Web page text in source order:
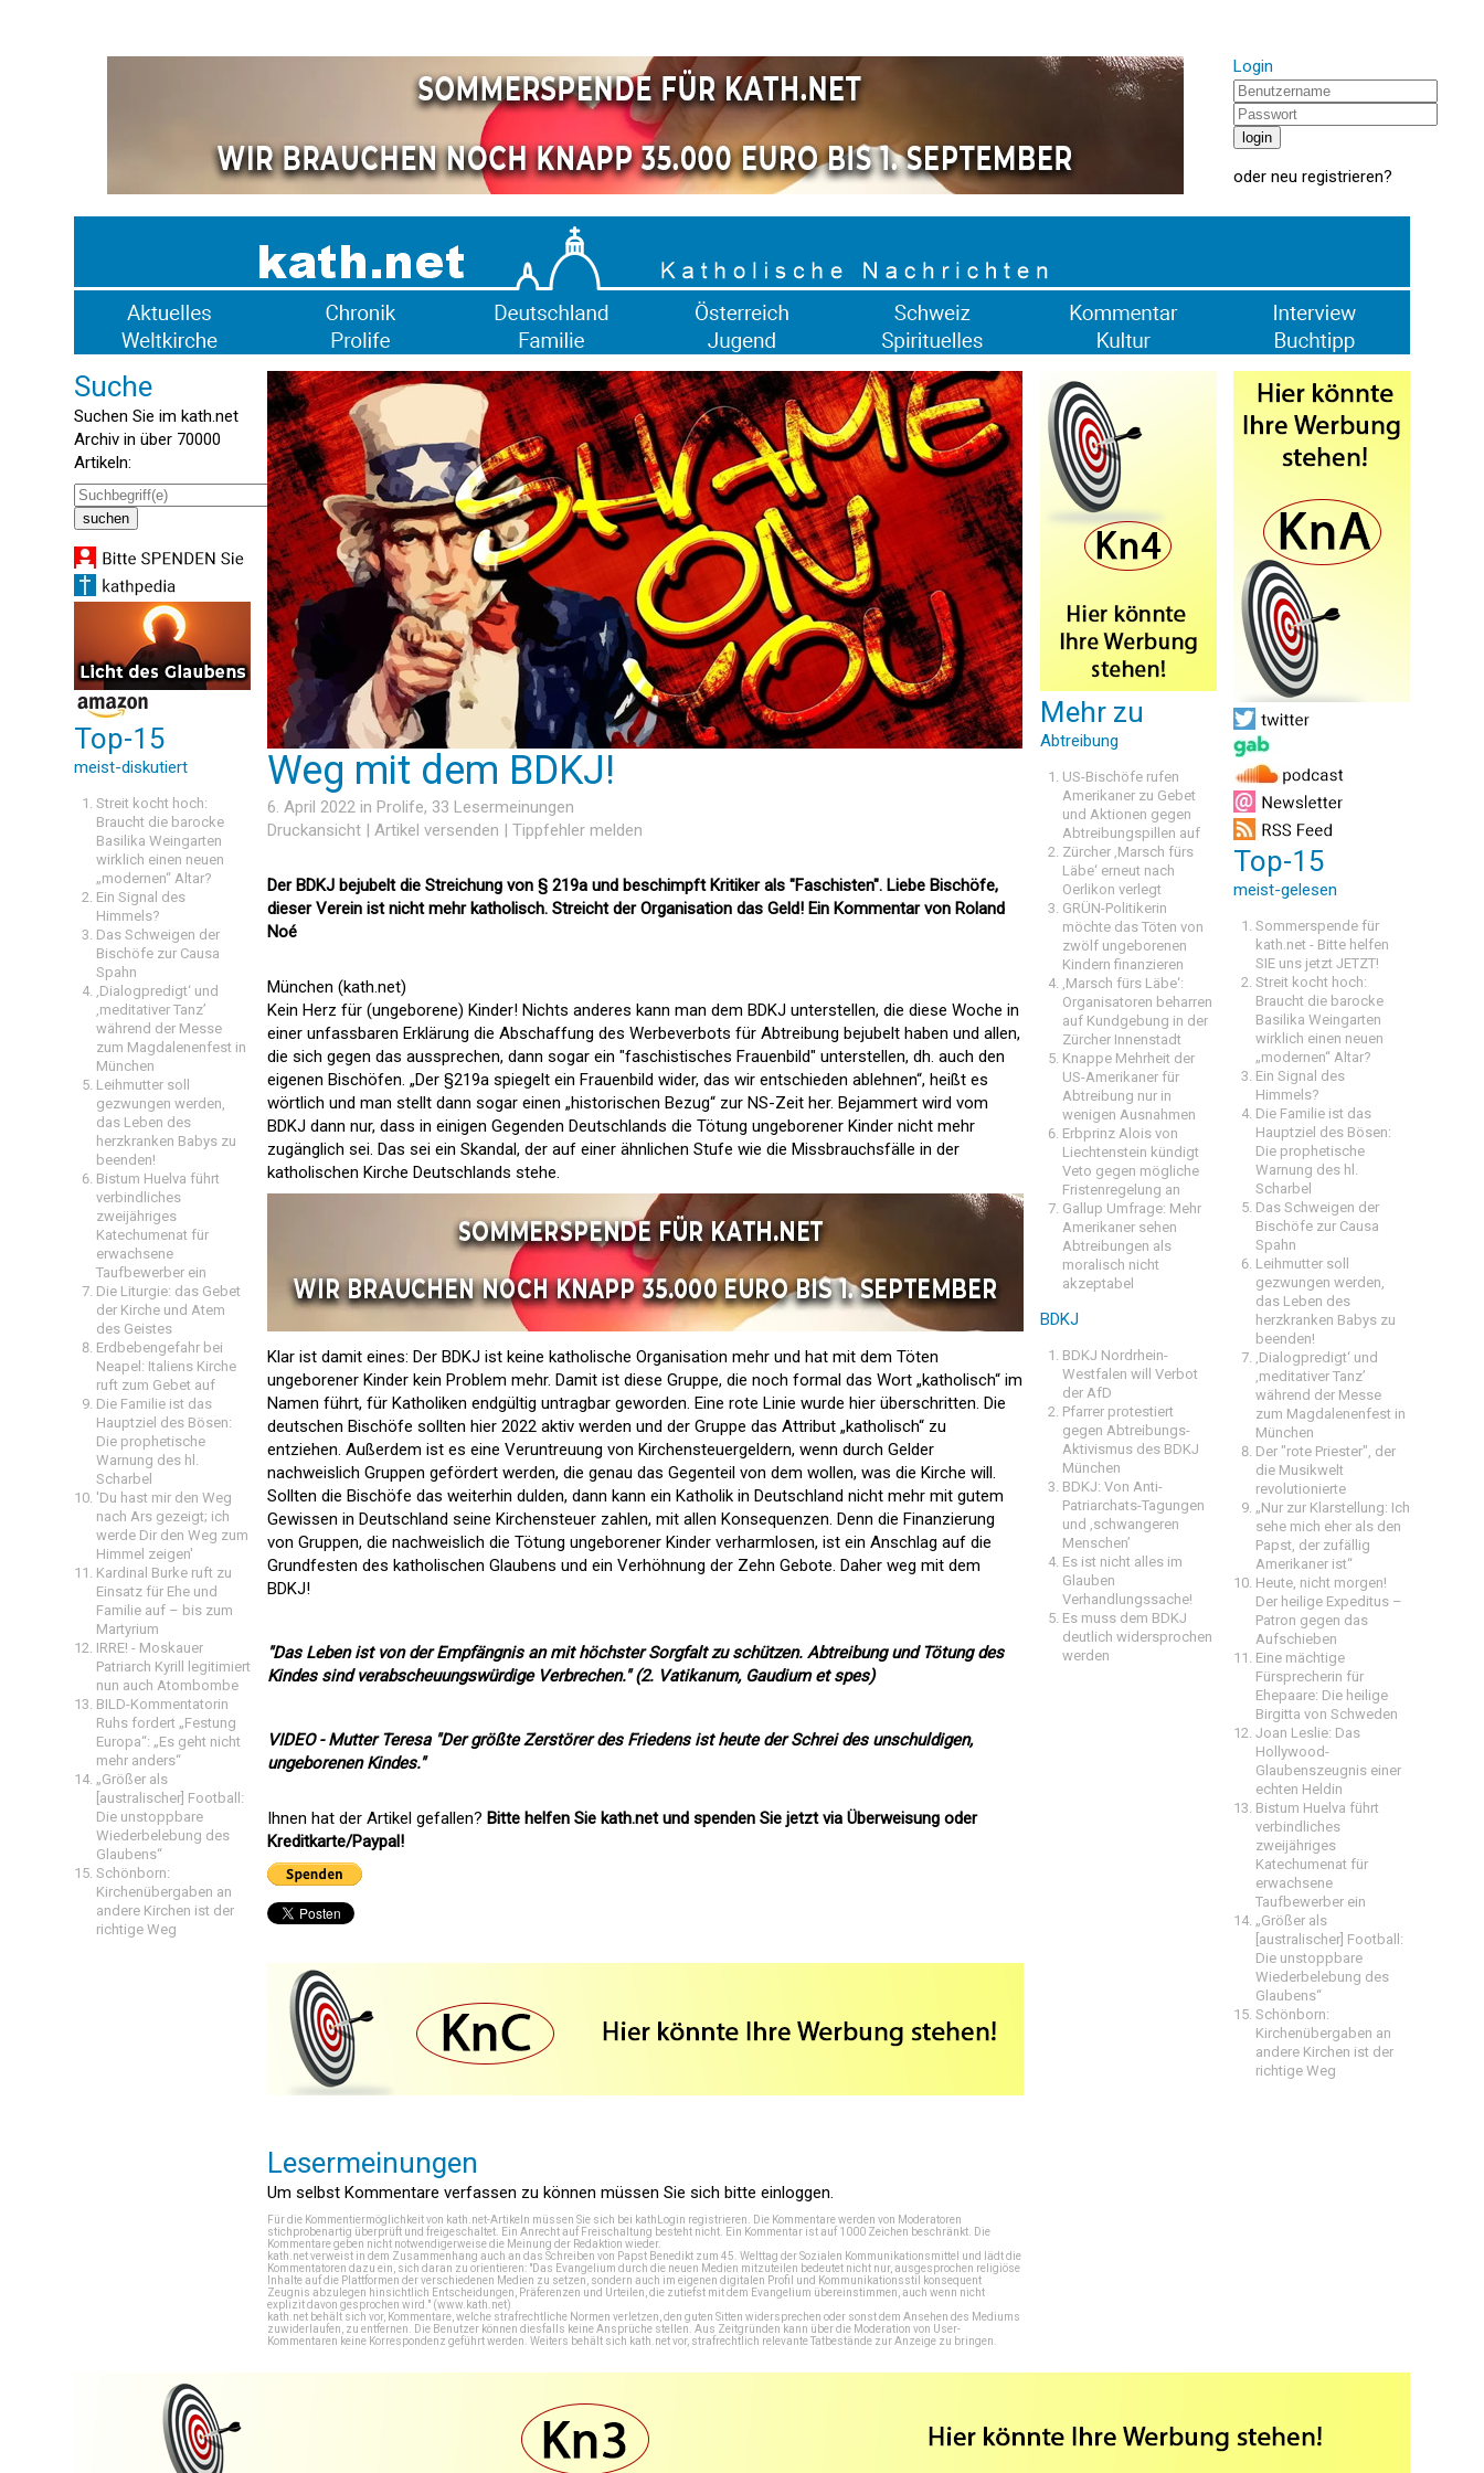
Login
oder neu registrieren?
Suche
Suchen Sie im kath.net
Archiv in über 70000
Artikeln:
Top-15
meist-diskutiert
Streit kocht hoch:
Braucht die barocke
Basilika Weingarten
wirklich einen neuen
„modernen“ Altar?
Ein Signal des
Himmels?
Das Schweigen der
Bischöfe zur Causa
Spahn
‚Dialogpredigt‘ und
‚meditativer Tanz’
während der Messe
zum Magdalenenfest in
München
Leihmutter soll
gezwungen werden,
das Leben des
herzkranken Babys zu
beenden!
Bistum Huelva führt
verbindliches
zweijähriges
Katechumenat für
erwachsene
Taufbewerber ein
Die Liturgie: das Gebet
der Kirche und Atem
des Geistes
Erdbebengefahr bei
Neapel: Italiens Kirche
ruft zum Gebet auf
Die Familie ist das
Hauptziel des Bösen:
Die prophetische
Warnung des hl.
Scharbel
'Du hast mir den Weg
nach Ars gezeigt; ich
werde Dir den Weg zum
Himmel zeigen'
Kardinal Burke ruft zu
Einsatz für Ehe und
Familie auf – bis zum
Martyrium
IRRE! - Moskauer
Patriarch Kyrill legitimiert
nun auch Atombombe
BILD-Kommentatorin
Ruhs fordert „Festung
Europa“: „Es geht nicht
mehr anders“
„Größer als
[australischer] Football:
Die unstoppbare
Wiederbelebung des
Glaubens“
Schönborn:
Kirchenübergaben an
andere Kirchen ist der
richtige Weg
Weg mit dem BDKJ!
6. April 2022 in Prolife, 33 Lesermeinungen
Druckansicht | Artikel versenden | Tippfehler melden
Der BDKJ bejubelt die Streichung von § 219a und beschimpft Kritiker als "Faschisten". Liebe Bischöfe,
dieser Verein ist nicht mehr katholisch. Streicht der Organisation das Geld! Ein Kommentar von Roland
Noé
München (kath.net)
Kein Herz für (ungeborene) Kinder! Nichts anderes kann man dem BDKJ unterstellen, die diese Woche in
einer unfassbaren Erklärung die Abschaffung des Werbeverbots für Abtreibung bejubelt haben und allen,
die sich gegen das aussprechen, dann sogar ein "faschistisches Frauenbild" unterstellen, dh. auch den
eigenen Bischöfen. „Der §219a spiegelt ein Frauenbild wider, das wir entschieden ablehnen“, heißt es
wörtlich und man stellt dann sogar einen „historischen Bezug“ zur NS-Zeit her. Bejammert wird vom
BDKJ dann nur, dass in einigen Gegenden Deutschlands die Tötung ungeborener Kinder nicht mehr
zugänglich sei. Das sei ein Skandal, der auf einer ähnlichen Stufe wie die Missbrauchsfälle in der
katholischen Kirche Deutschlands stehe.
Klar ist damit eines: Der BDKJ ist keine katholische Organisation mehr und hat mit dem Töten
ungeborener Kinder kein Problem mehr. Damit ist diese Gruppe, die noch formal das Wort „katholisch“ im
Namen führt, für Katholiken endgültig untragbar geworden. Eine rote Linie wurde hier überschritten. Die
deutschen Bischöfe sollten hier 2022 aktiv werden und der Gruppe das Attribut „katholisch“ zu
entziehen. Außerdem ist es eine Veruntreuung von Kirchensteuergeldern, wenn durch Gelder
nachweislich Gruppen gefördert werden, die genau das Gegenteil von dem wollen, was die Kirche will.
Sollten die Bischöfe das weiterhin dulden, dann kann ein Katholik in Deutschland nicht mehr mit gutem
Gewissen in Deutschland seine Kirchensteuer zahlen, mit allen Konsequenzen. Denn die Finanzierung
von Gruppen, die nachweislich die Tötung ungeborener Kinder verharmlosen, ist ein Anschlag auf die
Grundfesten des katholischen Glaubens und ein Verhöhnung der Zehn Gebote. Daher weg mit dem
BDKJ!
"Das Leben ist von der Empfängnis an mit höchster Sorgfalt zu schützen. Abtreibung und Tötung des
Kindes sind verabscheuungswürdige Verbrechen." (2. Vatikanum, Gaudium et spes)
VIDEO - Mutter Teresa "Der größte Zerstörer des Friedens ist heute der Schrei des unschuldigen,
ungeborenen Kindes."
Ihnen hat der Artikel gefallen? Bitte helfen Sie kath.net und spenden Sie jetzt via Überweisung oder
Kreditkarte/Paypal!
Lesermeinungen
Um selbst Kommentare verfassen zu können müssen Sie sich bitte einloggen.
Für die Kommentiermöglichkeit von kath.net-Artikeln müssen Sie sich bei kathLogin registrieren . Die Kommentare werden von Moderatoren
stichprobenartig überprüft und freigeschaltet. Ein Anrecht auf Freischaltung besteht nicht. Ein Kommentar ist auf 1000 Zeichen beschränkt. Die
Kommentare geben nicht notwendigerweise die Meinung der Redaktion wieder.
kath.net verweist in dem Zusammenhang auch an das Schreiben von Papst Benedikt zum 45. Welttag der Sozialen Kommunikationsmittel und lädt die
Kommentatoren dazu ein, sich daran zu orientieren: "Das Evangelium durch die neuen Medien mitzuteilen bedeutet nicht nur, ausgesprochen religiöse
Inhalte auf die Plattformen der verschiedenen Medien zu setzen, sondern auch im eigenen digitalen Profil und Kommunikationsstil konsequent
Zeugnis abzulegen hinsichtlich Entscheidungen, Präferenzen und Urteilen, die zutiefst mit dem Evangelium übereinstimmen, auch wenn nicht
explizit davon gesprochen wird." (www.kath.net)
kath.net behält sich vor, Kommentare, welche strafrechtliche Normen verletzen, den guten Sitten widersprechen oder sonst dem Ansehen des Mediums
zuwiderlaufen, zu entfernen. Die Benutzer können diesfalls keine Ansprüche stellen. Aus Zeitgründen kann über die Moderation von User-
Kommentaren keine Korrespondenz geführt werden. Weiters behält sich kath.net vor, strafrechtlich relevante Tatbestände zur Anzeige zu bringen.
Mehr zu
Abtreibung
US-Bischöfe rufen
Amerikaner zu Gebet
und Aktionen gegen
Abtreibungspillen auf
Zürcher ‚Marsch fürs
Läbe‘ erneut nach
Oerlikon verlegt
GRÜN-Politikerin
möchte das Töten von
zwölf ungeborenen
Kindern finanzieren
‚Marsch fürs Läbe‘:
Organisatoren beharren
auf Kundgebung in der
Zürcher Innenstadt
Knappe Mehrheit der
US-Amerikaner für
Abtreibung nur in
wenigen Ausnahmen
Erbprinz Alois von
Liechtenstein kündigt
Veto gegen mögliche
Fristenregelung an
Gallup Umfrage: Mehr
Amerikaner sehen
Abtreibungen als
moralisch nicht
akzeptabel
BDKJ
BDKJ Nordrhein-
Westfalen will Verbot
der AfD
Pfarrer protestiert
gegen Abtreibungs-
Aktivismus des BDKJ
München
BDKJ: Von Anti-
Patriarchats-Tagungen
und ‚schwangeren
Menschen’
Es ist nicht alles im
Glauben
Verhandlungssache!
Es muss dem BDKJ
deutlich widersprochen
werden
Top-15
meist-gelesen
Sommerspende für
kath.net - Bitte helfen
SIE uns jetzt JETZT!
Streit kocht hoch:
Braucht die barocke
Basilika Weingarten
wirklich einen neuen
„modernen“ Altar?
Ein Signal des
Himmels?
Die Familie ist das
Hauptziel des Bösen:
Die prophetische
Warnung des hl.
Scharbel
Das Schweigen der
Bischöfe zur Causa
Spahn
Leihmutter soll
gezwungen werden,
das Leben des
herzkranken Babys zu
beenden!
‚Dialogpredigt‘ und
‚meditativer Tanz’
während der Messe
zum Magdalenenfest in
München
Der "rote Priester", der
die Musikwelt
revolutionierte
„Nur zur Klarstellung: Ich
sehe mich eher als den
Papst, der zufällig
Amerikaner ist“
Heute, nicht morgen!
Der heilige Expeditus –
Patron gegen das
Aufschieben
Eine mächtige
Fürsprecherin für
Ehepaare: Die heilige
Birgitta von Schweden
Joan Leslie: Das
Hollywood-
Glaubenszeugnis einer
echten Heldin
Bistum Huelva führt
verbindliches
zweijähriges
Katechumenat für
erwachsene
Taufbewerber ein
„Größer als
[australischer] Football:
Die unstoppbare
Wiederbelebung des
Glaubens“
Schönborn:
Kirchenübergaben an
andere Kirchen ist der
richtige Weg